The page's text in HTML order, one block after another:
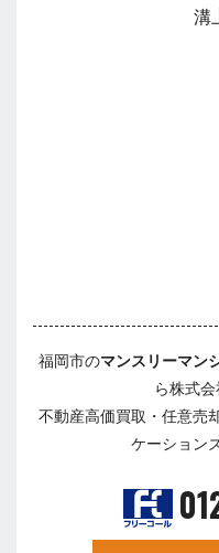
溝
福岡市のマンスリーマン
ら株式
不動産高価買取・任意売
ケーション